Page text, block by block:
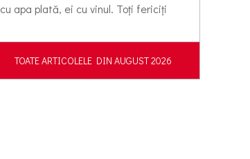
cu apa plată, ei cu vinul. Toți fericiți
TOATE ARTICOLELE DIN AUGUST 2026